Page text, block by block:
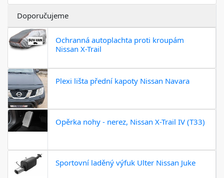
Doporučujeme
Ochranná autoplachta proti kroupám
Nissan X-Trail
Plexi lišta přední kapoty Nissan Navara
Opěrka nohy - nerez, Nissan X-Trail IV (T33)
Sportovní laděný výfuk Ulter Nissan Juke